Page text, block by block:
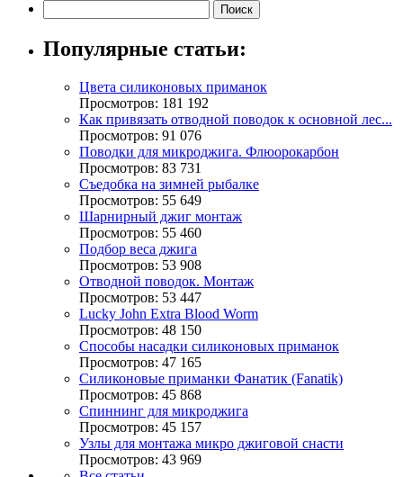
Популярные статьи:
Цвета силиконовых приманок
Просмотров: 181 192
Как привязать отводной поводок к основной лес...
Просмотров: 91 076
Поводки для микроджига. Флюорокарбон
Просмотров: 83 731
Съедобка на зимней рыбалке
Просмотров: 55 649
Шарнирный джиг монтаж
Просмотров: 55 460
Подбор веса джига
Просмотров: 53 908
Отводной поводок. Монтаж
Просмотров: 53 447
Lucky John Extra Blood Worm
Просмотров: 48 150
Способы насадки силиконовых приманок
Просмотров: 47 165
Силиконовые приманки Фанатик (Fanatik)
Просмотров: 45 868
Спиннинг для микроджига
Просмотров: 45 157
Узлы для монтажа микро джиговой снасти
Просмотров: 43 969